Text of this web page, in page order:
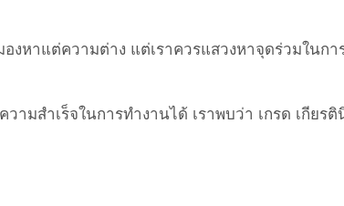
องหาแต่ความต่าง แต่เราควรแสวงหาจุดร่วมในกา
วามสำเร็จในการทำงานได้ เราพบว่า เกรด เกียร